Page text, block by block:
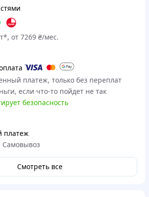
от 7269 ₴/мес.
платеж, только без переплат
если что-то пойдет не так
безопасность
платеж
Смотреть все